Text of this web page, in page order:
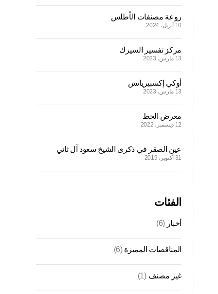
روعة مصنفات الأطلس
10 أبريل، 2024
مركز تفسير السيرك
13 مارس، 2023
أوكي إكسبيريانس
13 مارس، 2023
معرض الخط
12 ديسمبر، 2022
عين الصقر في ذكرى الشيخ سعود آل ثاني
31 أكتوبر، 2019
الفئات
أخبار (6)
المناقصات المميزة (6)
غير مصنف (1)